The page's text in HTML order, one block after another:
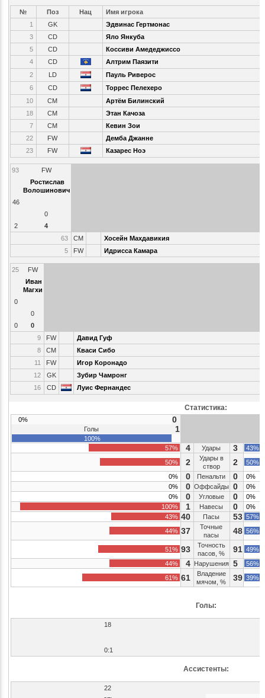
№ Поз Нац
Имя игрока
1
GK
Эдвинас Гертмонас
3
CD
Яло Янкуба
5
CD
Коссиви Амедеджиссо
4
CD
Алтрим Паязити
2
LD
Пауль Риверос
6
CD
Торрес Пелехеро
10
CM
Артём Билинский
18
CM
Этан Качоза
7
CM
Кевин Зои
22
FW
Демба Джанне
23
FW Казарес Ноэ
93
FW
Ростислав
Волошинович
46
0
2
4
63
CM
Хосейн Махдавикия
5
FW Идрисса Камара
25
FW
Иван
Магхи
0
0
0
0
9
FW
Давид Гуф
8
CM
Кваси Сибо
11
FW
Игор Коронадо
12
GK
Зубир Чамронг
16
CD Луис Фернандес
Статистика:
0% 0
Голы 1
100%
57%
4 Удары 3
43%
50%
2
Удары в
створ
2
50%
0%
0 Пенальти 0
0%
0%
0 Оффсайды 0
0%
0%
0 Угловые 0
0%
100%
1 Навесы 0
0%
43% 40 Пасы 53 57%
44% 37
Точные
пасы
48 56%
51% 93
Точность
пасов, %
91 49%
44%
4 Нарушения 5
56%
61% 61
Владение
мячом, %
39 39%
Голы:
18
0:1
Ассистенты:
22